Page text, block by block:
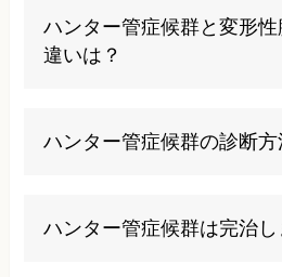
ください。ハイヒールの常
ト、長時間の同一姿勢も症
ハンター管症候群と変形
違いは？
形性膝関節症は関節軟骨の
細な検査が必要です。
ハンター管症候群の診断方
点の確認や、圧痛点への局
変化を確認します。画像検
ハンター管症候群は完治し